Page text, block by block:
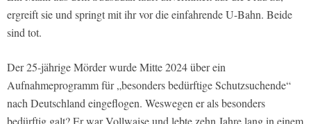
ergreift sie und springt mit ihr vor die einfahrende U-Bahn. Beide
sind tot.
Der 25-jährige Mörder wurde Mitte 2024 über ein
Aufnahmeprogramm für „besonders bedürftige Schutzsuchende“
nach Deutschland eingeflogen. Weswegen er als besonders
bedürftig galt? Er war Vollwaise und lebte zehn Jahre lang in einem